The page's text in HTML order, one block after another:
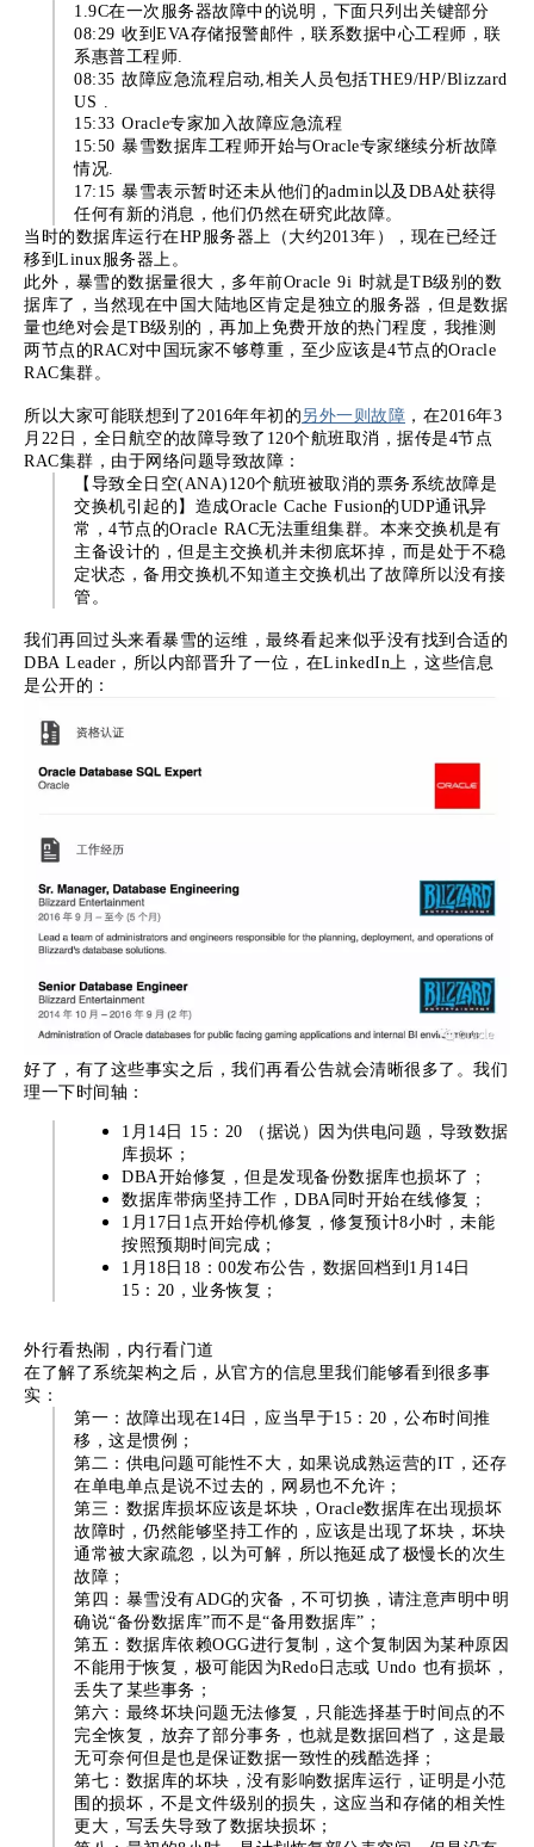
1.9C在一次服务器故障中的说明，下面只列出关键部分
08:29 收到EVA存储报警邮件，联系数据中心工程师，联
系惠普工程师.
08:35 故障应急流程启动,相关人员包括THE9/HP/Blizzard
US .
15:33 Oracle专家加入故障应急流程
15:50 暴雪数据库工程师开始与Oracle专家继续分析故障
情况.
17:15 暴雪表示暂时还未从他们的admin以及DBA处获得
任何有新的消息，他们仍然在研究此故障。
当时的数据库运行在HP服务器上（大约2013年），现在已经迁
移到Linux服务器上。
此外，暴雪的数据量很大，多年前Oracle 9i 时就是TB级别的数
据库了，当然现在中国大陆地区肯定是独立的服务器，但是数据
量也绝对会是TB级别的，再加上免费开放的热门程度，我推测
两节点的RAC对中国玩家不够尊重，至少应该是4节点的Oracle
RAC集群。
所以大家可能联想到了2016年年初的 另外一则故障 ，在2016年3
月22日，全日航空的故障导致了120个航班取消，据传是4节点
RAC集群，由于网络问题导致故障：
【导致全日空(ANA)120个航班被取消的票务系统故障是
交换机引起的】造成Oracle Cache Fusion的UDP通讯异
常，4节点的Oracle RAC无法重组集群。本来交换机是有
主备设计的，但是主交换机并未彻底坏掉，而是处于不稳
定状态，备用交换机不知道主交换机出了故障所以没有接
管。
我们再回过头来看暴雪的运维，最终看起来似乎没有找到合适的
DBA Leader，所以内部晋升了一位，在LinkedIn上，这些信息
是公开的：
好了，有了这些事实之后，我们再看公告就会清晰很多了。我们
理一下时间轴：
1月14日 15：20 （据说）因为供电问题，导致数据
库损坏；
DBA开始修复，但是发现备份数据库也损坏了；
数据库带病坚持工作，DBA同时开始在线修复；
1月17日1点开始停机修复，修复预计8小时，未能
按照预期时间完成；
1月18日18：00发布公告，数据回档到1月14日
15：20，业务恢复；
外行看热闹，内行看门道
在了解了系统架构之后，从官方的信息里我们能够看到很多事
实：
第一：故障出现在14日，应当早于15：20，公布时间推
移，这是惯例；
第二：供电问题可能性不大，如果说成熟运营的IT，还存
在单电单点是说不过去的，网易也不允许；
第三：数据库损坏应该是坏块，Oracle数据库在出现损坏
故障时，仍然能够坚持工作的，应该是出现了坏块，坏块
通常被大家疏忽，以为可解，所以拖延成了极慢长的次生
故障；
第四：暴雪没有ADG的灾备，不可切换，请注意声明中明
确说“备份数据库”而不是“备用数据库”；
第五：数据库依赖OGG进行复制，这个复制因为某种原因
不能用于恢复，极可能因为Redo日志或 Undo 也有损坏，
丢失了某些事务；
第六：最终坏块问题无法修复，只能选择基于时间点的不
完全恢复，放弃了部分事务，也就是数据回档了，这是最
无可奈何但是也是保证数据一致性的残酷选择；
第七：数据库的坏块，没有影响数据库运行，证明是小范
围的损坏，不是文件级别的损失，这应当和存储的相关性
更大，写丢失导致了数据块损坏；